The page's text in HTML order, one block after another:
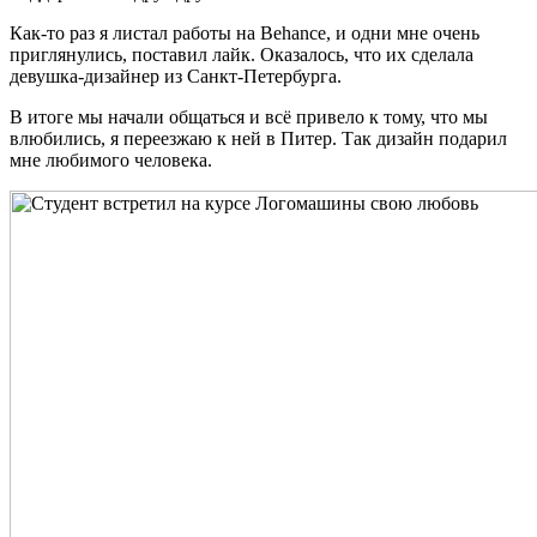
Как-то раз я листал работы на Behance, и одни мне очень
приглянулись, поставил лайк. Оказалось, что их сделала
девушка-дизайнер из Санкт-Петербурга.
В итоге мы начали общаться и всё привело к тому, что мы
влюбились, я переезжаю к ней в Питер. Так дизайн подарил
мне любимого человека.